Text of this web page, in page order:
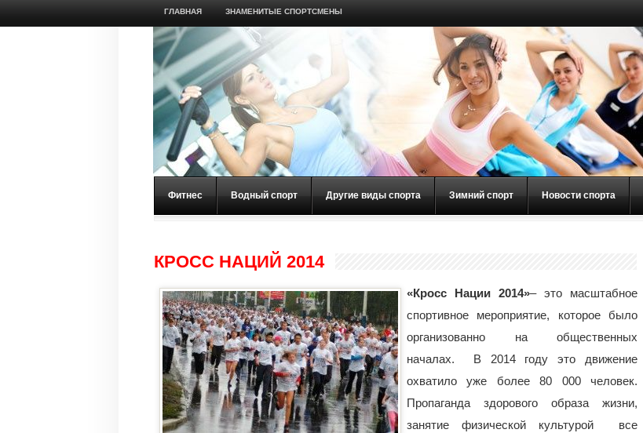
ГЛАВНАЯ ЗНАМЕНИТЫЕ СПОРТСМЕНЫ
Фитнес Водный спорт Другие виды спорта Зимний спорт Новости спорта
КРОСС НАЦИЙ 2014
«Кросс Нации 2014»– это масштабное
спортивное мероприятие, которое было
организованно на общественных
началах. В 2014 году это движение
охватило уже более 80 000 человек.
Пропаганда здорового образа жизни,
занятие физической культурой все